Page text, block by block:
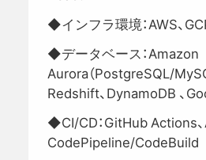
◆インフラ環境：AWS、
◆データベース：Amazon
Aurora（PostgreSQL/
Redshift、DynamoDB 、
◆CI/CD：GitHub Actions
CodePipeline/CodeBuild